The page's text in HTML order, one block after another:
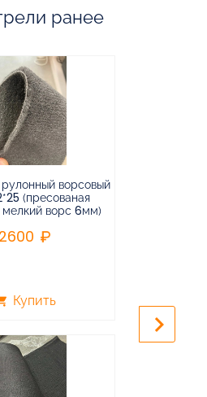
ранее
ворсовый
(пресованая
мелкий ворс 6мм)
2600
Купить
keyboard_arrow_right